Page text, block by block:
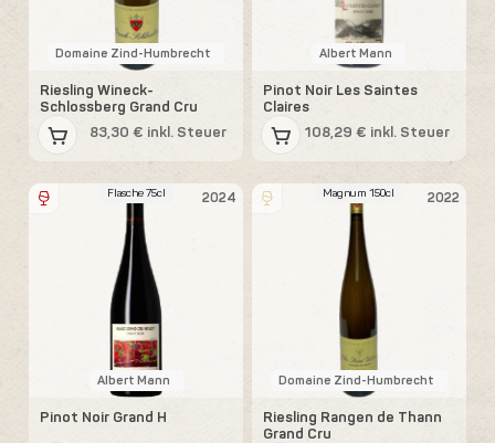
Domaine Zind-Humbrecht
Riesling Wineck-
Schlossberg Grand Cru
83,30 € inkl. Steuer
Albert Mann
Pinot Noir Les Saintes
Claires
108,29 € inkl. Steuer
2024
Flasche 75cl
Albert Mann
Pinot Noir Grand H
2022
Magnum 150cl
Domaine Zind-Humbrecht
Riesling Rangen de Thann
Grand Cru